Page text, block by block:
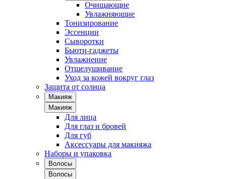
Очищающие
Увлажняющие
Тонизирование
Эссенции
Сыворотки
Бьюти-гаджеты
Увлажнение
Отшелушивание
Уход за кожей вокруг глаз
Защита от солнца
Макияж
Макияж
Для лица
Для глаз и бровей
Для губ
Аксессуары для макияжа
Наборы и упаковка
Волосы
Волосы